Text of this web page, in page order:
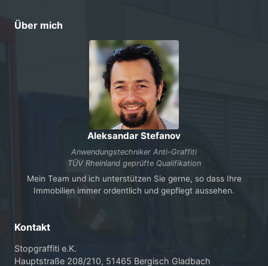
Über mich
Aleksandar Stefanov
Anwendungstechniker Anti-Graffiti
TÜV Rheinland geprüfte Qualifikation
Mein Team und ich unterstützen Sie gerne, so dass Ihre
Immobilien immer ordentlich und gepflegt aussehen.
Kontakt
Stopgraffiti e.K.
Hauptstraße 208/210, 51465 Bergisch Gladbach